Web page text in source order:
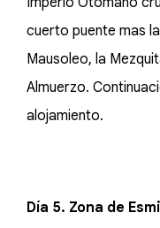
cuerto puente mas
Mausoleo, la
Almuerzo.
alojamiento.
Día 5. Zona de